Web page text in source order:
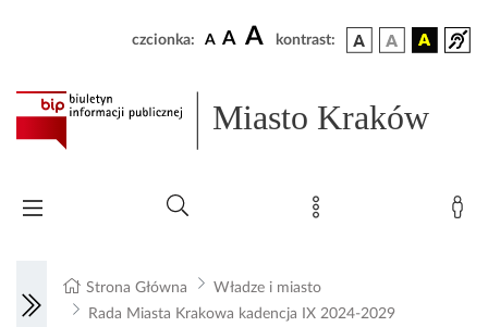
czcionka: A A A kontrast:
Miasto Kraków
Strona Główna
Władze i miasto
Rada Miasta Krakowa kadencja IX 2024-2029